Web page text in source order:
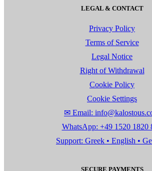
LEGAL & CONTACT
Privacy Policy
Terms of Service
Legal Notice
Right of Withdrawal
Cookie Policy
Cookie Settings
✉ Email:
WhatsApp: +49 1520 1820
Support: Greek • English •
SECURE PAYMENTS